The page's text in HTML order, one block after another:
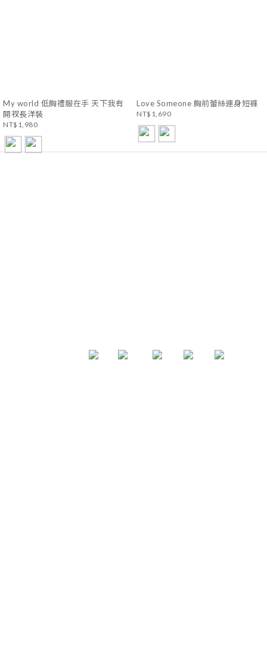
My world 低胸禮服在手 天下我有
開衩長洋裝
NT$1,980
Love Someone 胸前蕾絲連身短褲
NT$1,690